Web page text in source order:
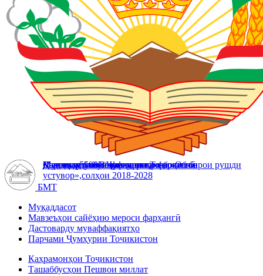
Мавзеъҳои сайёҳию мероси фарҳангӣ
Дастоварду муваффақиятҳо
Муқаддасоти Ватан
Конститутсияи Ҷумҳурии Тоҷикистон
Даҳсолаи байналмилалии амал «Об барои рушди
устувор»,солҳои 2018-2028
Саразм - 5500 солагии шаҳри бостонӣ
БМТ
Муқаддасот
Мавзеъҳои сайёҳию мероси фарҳангӣ
Дастоварду муваффақиятҳо
Парчами Ҷумҳурии Тоҷикистон
Қаҳрамонҳои Тоҷикистон
Ташаббусҳои Пешвои миллат